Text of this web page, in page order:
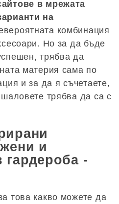
в мрежата
на
комбинация
Но за да бъде
трябва да
материя сама по
и за да я съчетаете,
трябва да са с
и
-
това какво можете да